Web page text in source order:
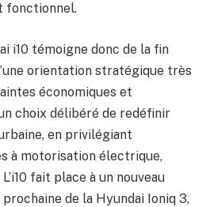
fonctionnel.
i10 témoigne donc de la fin
orientation stratégique très
économiques et
choix délibéré de redéfinir
en privilégiant
à motorisation électrique,
fait place à un nouveau
de la Hyundai Ioniq 3,